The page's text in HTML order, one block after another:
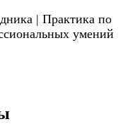
| Практика по
умений